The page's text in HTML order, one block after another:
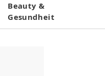
Beauty &
Gesundheit